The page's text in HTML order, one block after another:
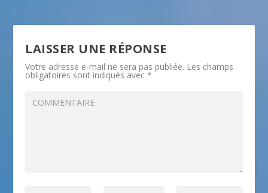
LAISSER UNE RÉPONSE
Votre adresse e-mail ne sera pas publiée. Les champs
obligatoires sont indiqués avec*